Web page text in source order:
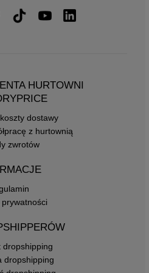
HURTOWNI
dostawy
z hurtownią
zwrotów
prywatności
dropshipping
dropshipping